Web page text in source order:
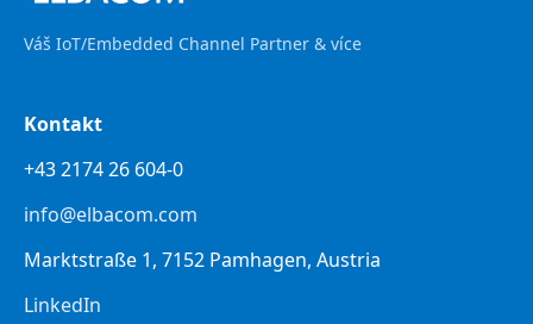
Váš IoT/Embedded Channel Partner & více
Kontakt
+43 2174 26 604-0
info@elbacom.com
Marktstraße 1, 7152 Pamhagen, Austria
LinkedIn